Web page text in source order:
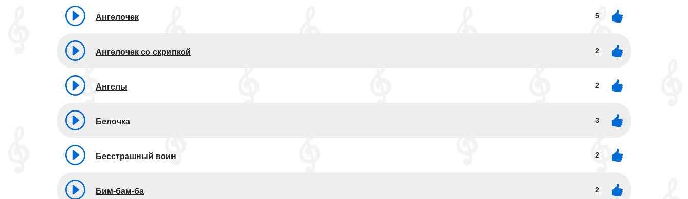
Ангелочек 5
Ангелочек со скрипкой 2
Ангелы 2
Белочка 3
Бесстрашный воин 2
Бим-бам-ба 2